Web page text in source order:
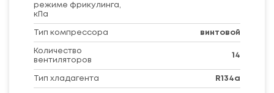
режиме фрикулинга,
кПа
Тип компрессора винтовой
Количество
вентиляторов
14
Тип хладагента R134a